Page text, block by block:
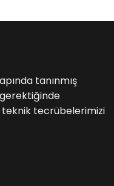
tanınmış
teknik tecrübelerimizi